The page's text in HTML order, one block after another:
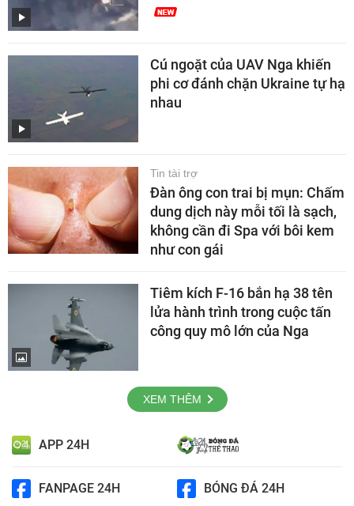
Cú ngoặt của UAV Nga khiến
phi cơ đánh chặn Ukraine tự hạ
nhau
Tin tài trợ
Đàn ông con trai bị mụn: Chấm
dung dịch này mỗi tối là sạch,
không cần đi Spa với bôi kem
như con gái
Tiêm kích F-16 bắn hạ 38 tên
lửa hành trình trong cuộc tấn
công quy mô lớn của Nga
XEM THÊM
APP 24H
FANPAGE 24H BÓNG ĐÁ 24H